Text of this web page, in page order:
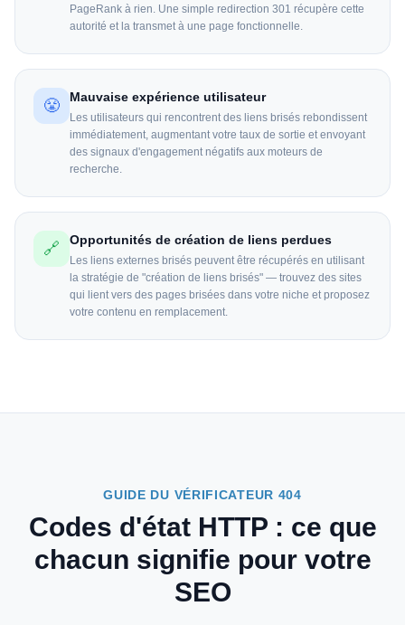
PageRank à rien. Une simple redirection 301 récupère cette
autorité et la transmet à une page fonctionnelle.
😤 Mauvaise expérience utilisateur
Les utilisateurs qui rencontrent des liens brisés rebondissent
immédiatement, augmentant votre taux de sortie et envoyant
des signaux d'engagement négatifs aux moteurs de
recherche.
🔗 Opportunités de création de liens perdues
Les liens externes brisés peuvent être récupérés en utilisant
la stratégie de "création de liens brisés" — trouvez des sites
qui lient vers des pages brisées dans votre niche et proposez
votre contenu en remplacement.
GUIDE DU VÉRIFICATEUR 404
Codes d'état HTTP : ce que
chacun signifie pour votre
SEO